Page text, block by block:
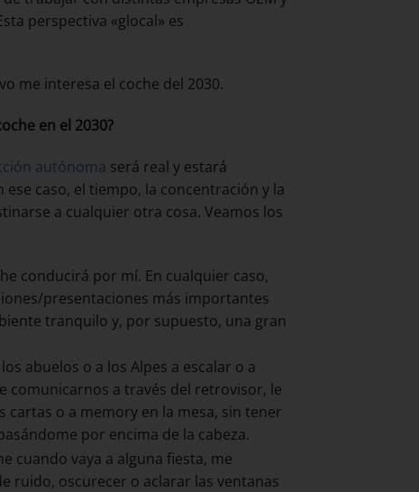
perspectiva «glocal» es
me interesa el coche del 2030.
en el 2030?
autónoma será real y estará
caso, el tiempo, la concentración y la
a cualquier otra cosa. Veamos los
conducirá por mí. En cualquier caso,
presentaciones más importantes
tranquilo y, por supuesto, una gran
abuelos o a los Alpes a escalar o a
comunicarnos a través del retrovisor, le
cartas o a memory en la mesa, sin tener
por encima de la cabeza.
cuando vaya a alguna fiesta, me
ruido, oscurecer o aclarar las ventanas